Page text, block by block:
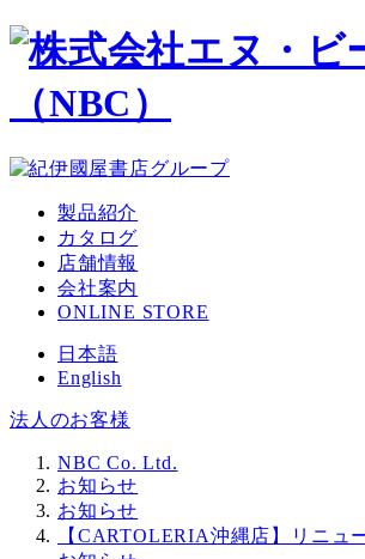
メ
イ
テ
製品紹介
カタログ
店舗情報
会社案内
ONLINE STORE
日本語
English
法人のお客様
NBC Co. Ltd.
お知らせ
お知らせ
【CARTOLERIA沖縄店】リニュ